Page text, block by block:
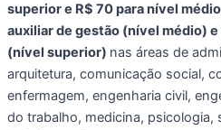
superior e R$ 70 para nível
auxiliar de gestão (nível médio)
(nível superior) nas áreas de
arquitetura, comunicação social,
enfermagem, engenharia civil,
do trabalho, medicina, psicologia,